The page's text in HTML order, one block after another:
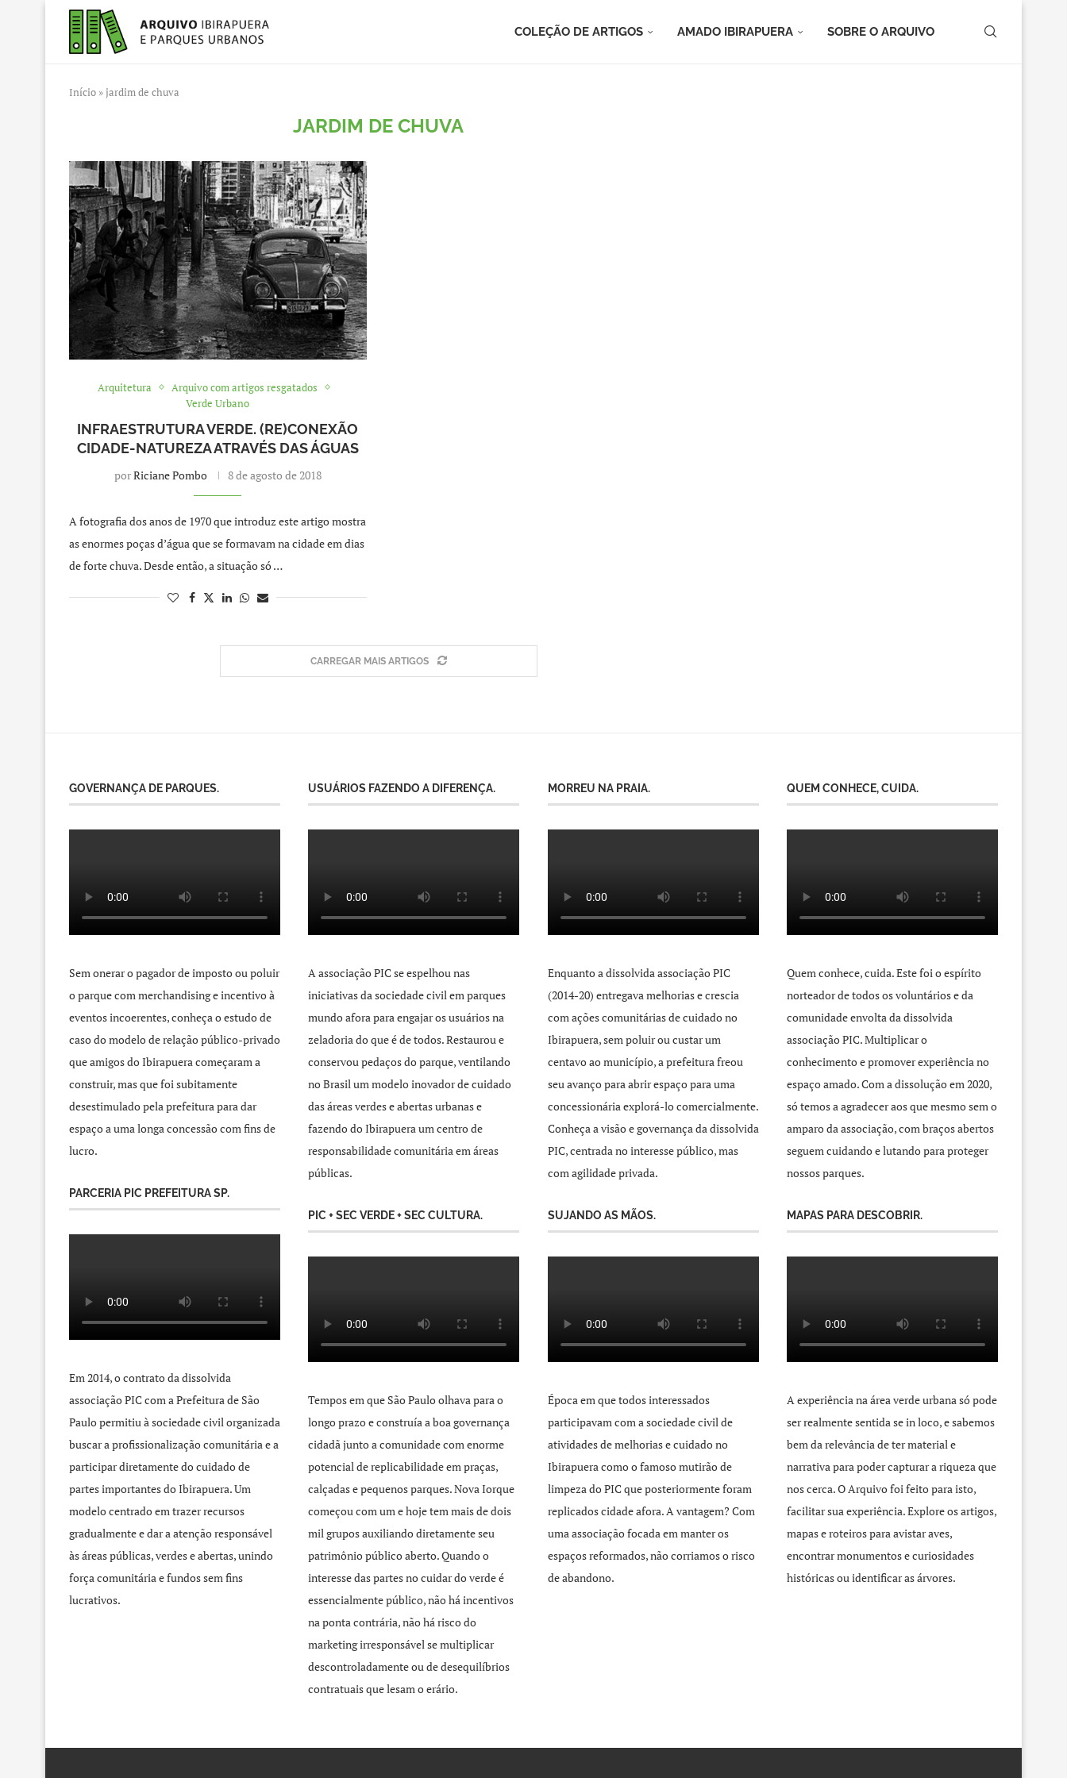
COLEÇÃO DE ARTIGOS AMADO IBIRAPUERA SOBRE O ARQUIVO
Início »jardim de chuva
JARDIM DE CHUVA
Arquitetura
Arquivo com artigos resgatados
Verde Urbano
INFRAESTRUTURA VERDE. (RE)CONEXÃO
CIDADE-NATUREZA ATRAVÉS DAS ÁGUAS
porRiciane Pombo 8 de agosto de 2018
A fotografia dos anos de 1970 que introduz este artigo mostra
as enormes poças d’água que se formavam na cidade em dias
de forte chuva. Desde então, a situação só …
CARREGAR MAIS ARTIGOS
GOVERNANÇA DE PARQUES.
Sem onerar o pagador de imposto ou poluir
o parque com merchandising e incentivo à
eventos incoerentes, conheça o estudo de
caso do modelo de relação público-privado
que amigos do Ibirapuera começaram a
construir, mas que foi subitamente
desestimulado pela prefeitura para dar
espaço a uma longa concessão com fins de
lucro.
PARCERIA PIC PREFEITURA SP.
Em 2014, o contrato da dissolvida
associação PIC com a Prefeitura de São
Paulo permitiu à sociedade civil organizada
buscar a profissionalização comunitária e a
participar diretamente do cuidado de
partes importantes do Ibirapuera. Um
modelo centrado em trazer recursos
gradualmente e dar a atenção responsável
às áreas públicas, verdes e abertas, unindo
força comunitária e fundos sem fins
lucrativos.
USUÁRIOS FAZENDO A DIFERENÇA.
A associação PIC se espelhou nas
iniciativas da sociedade civil em parques
mundo afora para engajar os usuários na
zeladoria do que é de todos. Restaurou e
conservou pedaços do parque, ventilando
no Brasil um modelo inovador de cuidado
das áreas verdes e abertas urbanas e
fazendo do Ibirapuera um centro de
responsabilidade comunitária em áreas
públicas.
PIC + SEC VERDE + SEC CULTURA.
Tempos em que São Paulo olhava para o
longo prazo e construía a boa governança
cidadã junto a comunidade com enorme
potencial de replicabilidade em praças,
calçadas e pequenos parques. Nova Iorque
começou com um e hoje tem mais de dois
mil grupos auxiliando diretamente seu
patrimônio público aberto. Quando o
interesse das partes no cuidar do verde é
essencialmente público, não há incentivos
na ponta contrária, não há risco do
marketing irresponsável se multiplicar
descontroladamente ou de desequilíbrios
contratuais que lesam o erário.
MORREU NA PRAIA.
Enquanto a dissolvida associação PIC
(2014-20) entregava melhorias e crescia
com ações comunitárias de cuidado no
Ibirapuera, sem poluir ou custar um
centavo ao município, a prefeitura freou
seu avanço para abrir espaço para uma
concessionária explorá-lo comercialmente.
Conheça a visão e governança da dissolvida
PIC, centrada no interesse público, mas
com agilidade privada.
SUJANDO AS MÃOS.
Época em que todos interessados
participavam com a sociedade civil de
atividades de melhorias e cuidado no
Ibirapuera como o famoso mutirão de
limpeza do PIC que posteriormente foram
replicados cidade afora. A vantagem? Com
uma associação focada em manter os
espaços reformados, não corriamos o risco
de abandono.
QUEM CONHECE, CUIDA.
Quem conhece, cuida. Este foi o espírito
norteador de todos os voluntários e da
comunidade envolta da dissolvida
associação PIC. Multiplicar o
conhecimento e promover experiência no
espaço amado. Com a dissolução em 2020,
só temos a agradecer aos que mesmo sem o
amparo da associação, com braços abertos
seguem cuidando e lutando para proteger
nossos parques.
MAPAS PARA DESCOBRIR.
A experiência na área verde urbana só pode
ser realmente sentida se in loco, e sabemos
bem da relevância de ter material e
narrativa para poder capturar a riqueza que
nos cerca. O Arquivo foi feito para isto,
facilitar sua experiência. Explore os artigos,
mapas e roteiros para avistar aves,
encontrar monumentos e curiosidades
históricas ou identificar as árvores.